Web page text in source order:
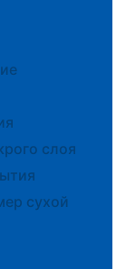
слоя
сухой